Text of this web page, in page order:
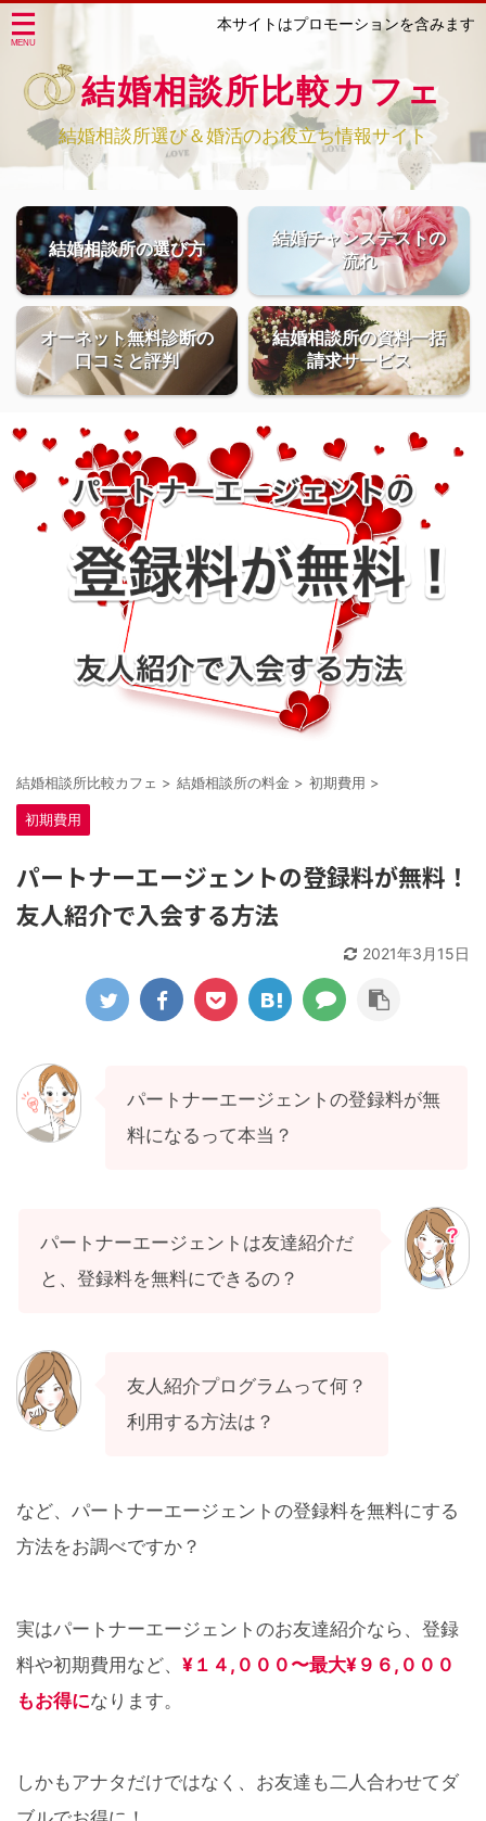
本サイトはプロモーションを含みます
結婚相談所比較カフェ
結婚相談所選び＆婚活のお役立ち情報サイト
結婚相談所の選び方
結婚チャンステストの
流れ
オーネット無料診断の
口コミと評判
結婚相談所の資料一括
請求サービス
結婚相談所比較カフェ > 結婚相談所の料金 > 初期費用 >
初期費用
パートナーエージェントの登録料が無料！
友人紹介で入会する方法
2021年3月15日
パートナーエージェントの登録料が無
料になるって本当？
パートナーエージェントは友達紹介だ
と、登録料を無料にできるの？
友人紹介プログラムって何？
利用する方法は？
など、パートナーエージェントの登録料を無料にする
方法をお調べですか？
実はパートナーエージェントのお友達紹介なら、登録
料や初期費用など、 ¥１４,０００〜最大¥９６,０００
もお得になります。
しかもアナタだけではなく、お友達も二人合わせてダ